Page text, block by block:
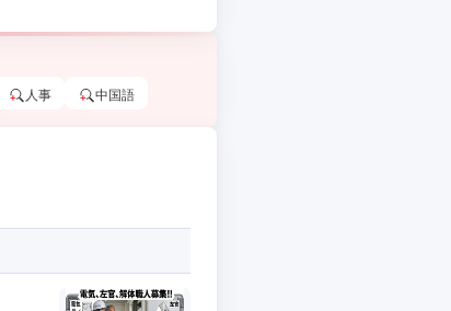
人事 中国語